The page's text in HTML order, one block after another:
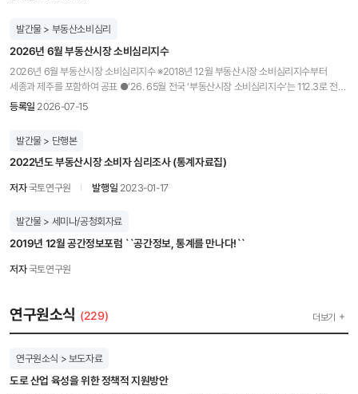
발간물 > 부동산소비심리
2026년 6월 부동산시장 소비심리지수
2026년 6월 부동산시장 소비심리지수 ※2018년 12월 부동산시장 소비심리지수부터
세종과 제주를 포함하여 공표 ●‘26. 65월 전국 ‘부동산시장 소비심리지수’는 112.3로 전월
(111.4)대비 0.9p 상승 -‘26. 6월 수도권 ‘부동산시장 소비심리지수’는119.3로 전월(118.4)
(122.1) 대비 1.3p 상승 * ‘부동산시장 소비심리지수’는 0~200의 값으로 표현되며, 이 값에
따라 9개 등급(상승국면 1~3단계, 보합국면 1~3단계, 하강국면 1~3단계)으로
있습니다. * 수도권 지도는 서울 등 지역별 색상 표현을 위해 작성된 지도로 실제 지도와
소비심리지수’ 데이터가 제공됩니다. - ‘국내통계>기관별통계>연구기관>국토연구원>
부동산시장 소비자심리조사’ 에서 확인 가능합니다. ※ 국토연구원 부동산시장정책연구센터
홈페이지(kremap.krihs.re.kr)에서 부동산시장 소비심리지수와 관련된 다양한 자료 구독이
가능합니다.
등록일 2026-07-15
발간물 > 단행본
2022년도 부동산시장 소비자 심리조사 (통계자료집)
저자국토연구원 발행일 2023-01-17
발간물 > 세미나/공청회자료
2019년 12월 공간정보포럼 ``공간정보, 통계를 만나다!``
저자국토연구원
연구원소식 (229) 더보기
연구원소식 > 보도자료
도로 산업 육성을 위한 정책적 지원방안